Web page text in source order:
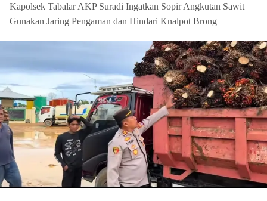
Kapolsek Tabalar AKP Suradi Ingatkan Sopir Angkutan Sawit
Gunakan Jaring Pengaman dan Hindari Knalpot Brong